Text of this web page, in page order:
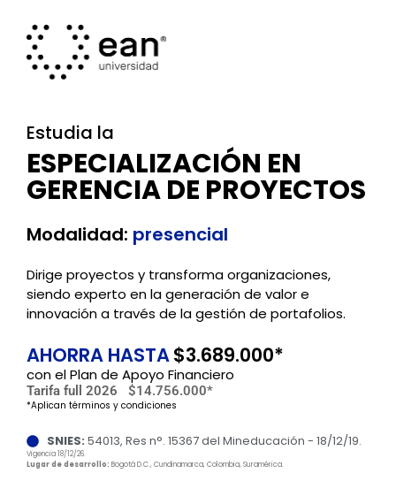
Estudia la
ESPECIALIZACIÓN EN
GERENCIA DE PROYECTOS
Modalidad: presencial
Dirige proyectos y transforma organizaciones,
siendo experto en la generación de valor e
innovación a través de la gestión de portafolios.
AHORRA HASTA$3.689.000*
con el Plan de Apoyo Financiero
Tarifa full 2026 $14.756.000*
*Aplican términos y condiciones
SNIES: 54013, Res n°. 15367 del Mineducación - 18/12/19.
Vigencia 18/12/26.
Lugar de desarrollo: Bogotá D.C., Cundinamarca, Colombia, Suramérica.